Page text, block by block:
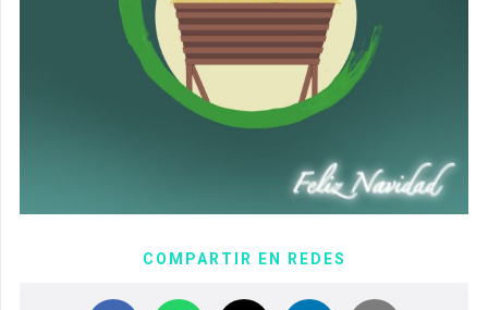
COMPARTIR EN REDES